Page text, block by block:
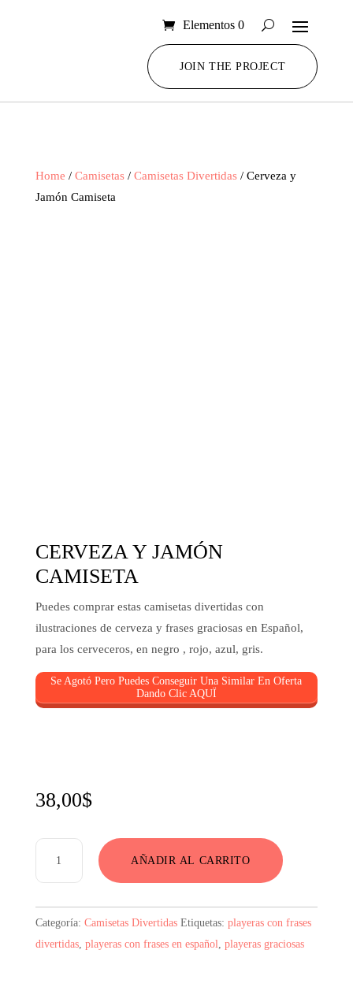
Elementos 0
JOIN THE PROJECT
Home / Camisetas/ Camisetas Divertidas/ Cerveza y
Jamón Camiseta
CERVEZA Y JAMÓN
CAMISETA
Puedes comprar estas camisetas divertidas con
ilustraciones de cerveza y frases graciosas en Español,
para los cerveceros, en negro , rojo, azul, gris.
Se Agotó Pero Puedes Conseguir Una Similar En Oferta
Dando Clic AQUÏ
38,00$
Camiseta
cantidad
AÑADIR AL CARRITO
Categoría: Camisetas Divertidas Etiquetas: playeras con frases
divertidas, playeras con frases en español, playeras graciosas